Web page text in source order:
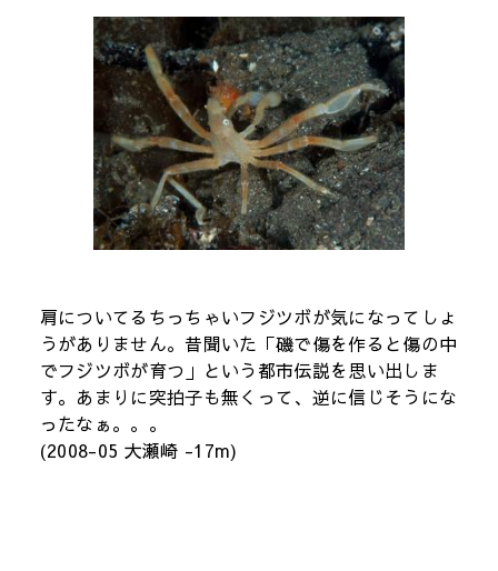
肩についてるちっちゃいフジツボが気になってしょ
うがありません。昔聞いた「磯で傷を作ると傷の中
でフジツボが育つ」という都市伝説を思い出しま
す。あまりに突拍子も無くって、逆に信じそうにな
ったなぁ。。。
(2008-05 大瀬崎 -17m)